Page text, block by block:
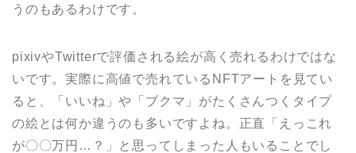
うのもあるわけです。
pixivやTwitterで評価される絵が高く売れるわけではな
いです。実際に高値で売れているNFTアートを見てい
ると、「いいね」や「ブクマ」がたくさんつくタイプ
の絵とは何か違うのも多いですよね。正直「えっこれ
が〇〇万円…？」と思ってしまった人もいることでし